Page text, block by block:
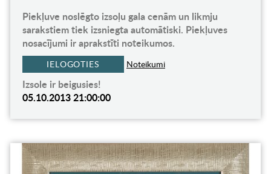
Piekļuve noslēgto izsoļu gala cenām un likmju
sarakstiem tiek izsniegta automātiski. Piekļuves
nosacījumi ir aprakstīti noteikumos.
IELOGOTIES Noteikumi
Izsole ir beigusies!
05.10.2013 21:00:00